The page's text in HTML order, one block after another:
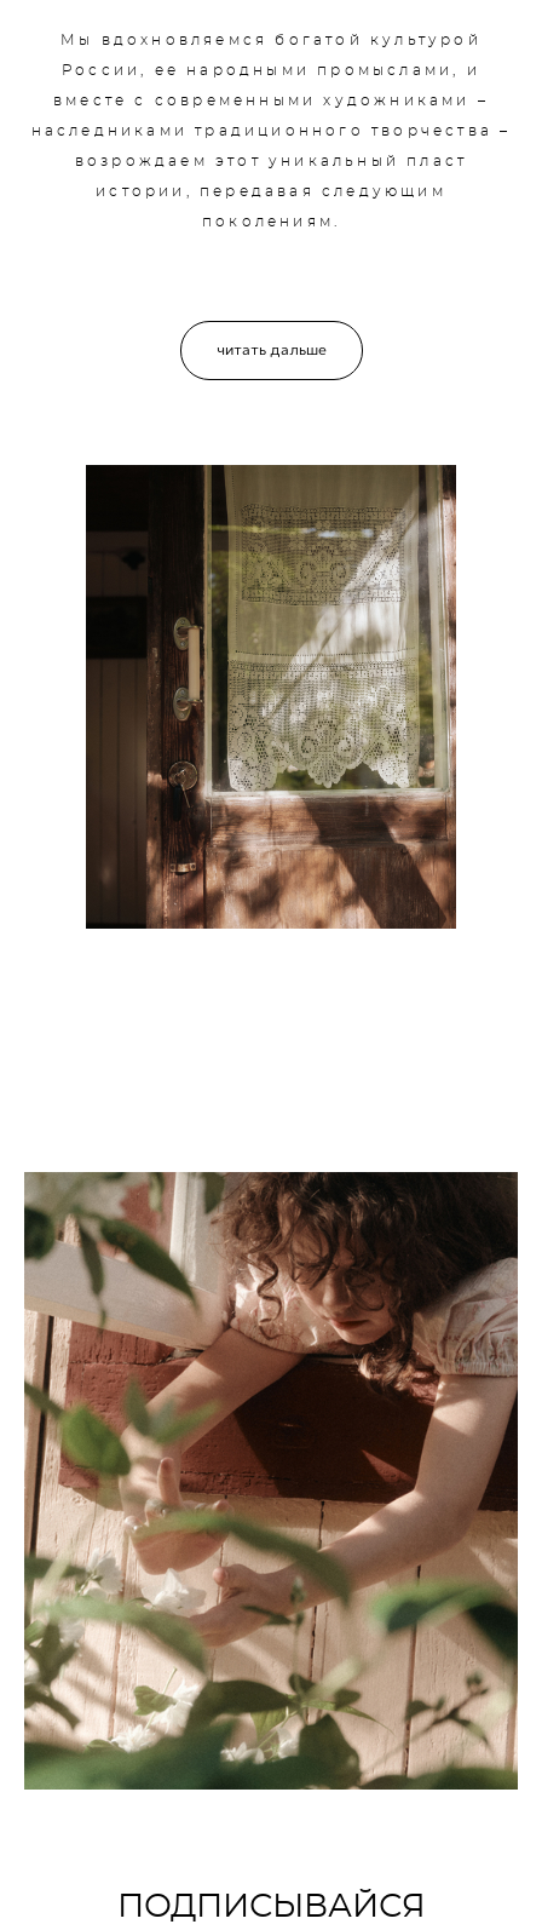
Мы вдохновляемся богатой культурой
России, ее народными промыслами, и
вместе с современными художниками –
наследниками традиционного творчества –
возрождаем этот уникальный пласт
истории, передавая следующим
поколениям.
читать дальше
ПОДПИСЫВАЙСЯ